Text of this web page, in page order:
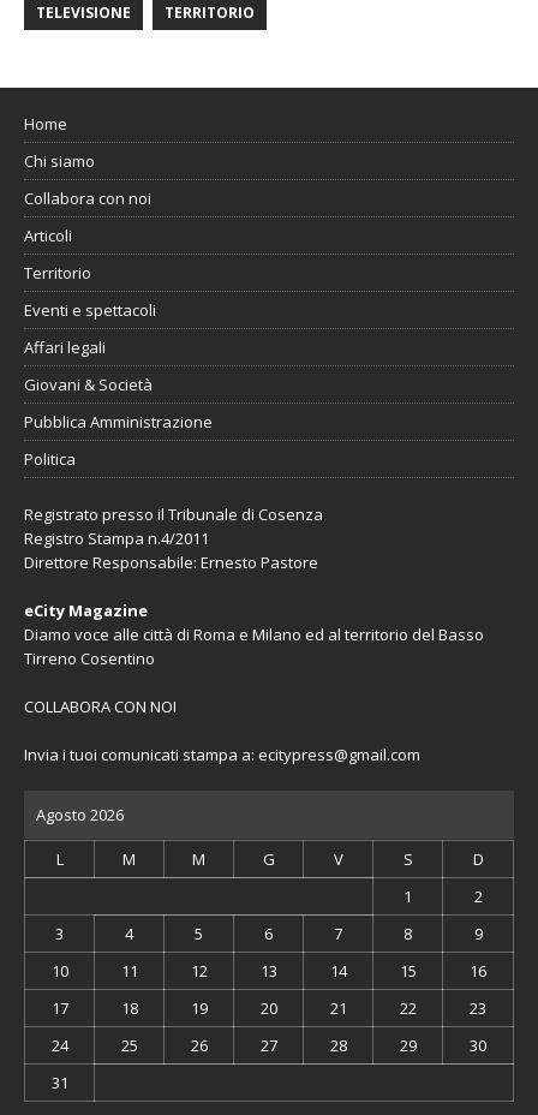
TELEVISIONE TERRITORIO
Home
Chi siamo
Collabora con noi
Articoli
Territorio
Eventi e spettacoli
Affari legali
Giovani & Società
Pubblica Amministrazione
Politica
Registrato presso il Tribunale di Cosenza
Registro Stampa n.4/2011
Direttore Responsabile: Ernesto Pastore
eCity Magazine
Diamo voce alle città di Roma e Milano ed al territorio del Basso
Tirreno Cosentino
COLLABORA CON NOI
Invia i tuoi comunicati stampa a: ecitypress@gmail.com
Agosto 2026
L M M G V S
D
1
2
3
4 5 6 7 8
9
10
11 12 13 14 15
16
17
18 19 20 21 22
23
24
25 26 27 28 29
30
31